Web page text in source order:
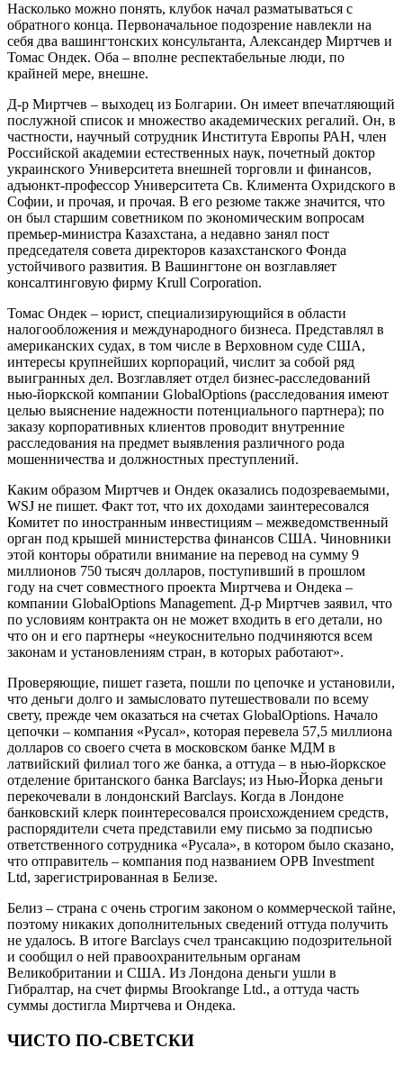
Насколько можно понять, клубок начал разматываться с
обратного конца. Первоначальное подозрение навлекли на
себя два вашингтонских консультанта, Александер Миртчев и
Томас Ондек. Оба – вполне респектабельные люди, по
крайней мере, внешне.
Д-р Миртчев – выходец из Болгарии. Он имеет впечатляющий
послужной список и множество академических регалий. Он, в
частности, научный сотрудник Института Европы РАН, член
Российской академии естественных наук, почетный доктор
украинского Университета внешней торговли и финансов,
адъюнкт-профессор Университета Св. Климента Охридского в
Софии, и прочая, и прочая. В его резюме также значится, что
он был старшим советником по экономическим вопросам
премьер-министра Казахстана, а недавно занял пост
председателя совета директоров казахстанского Фонда
устойчивого развития. В Вашингтоне он возглавляет
консалтинговую фирму Krull Corpоration.
Томас Ондек – юрист, специализирующийся в области
налогообложения и международного бизнеса. Представлял в
американских судах, в том числе в Верховном суде США,
интересы крупнейших корпораций, числит за собой ряд
выигранных дел. Возглавляет отдел бизнес-расследований
нью-йоркской компании GlobalOptions (расследования имеют
целью выяснение надежности потенциального партнера); по
заказу корпоративных клиентов проводит внутренние
расследования на предмет выявления различного рода
мошенничества и должностных преступлений.
Каким образом Миртчев и Ондек оказались подозреваемыми,
WSJ не пишет. Факт тот, что их доходами заинтересовался
Комитет по иностранным инвестициям – межведомственный
орган под крышей министерства финансов США. Чиновники
этой конторы обратили внимание на перевод на сумму 9
миллионов 750 тысяч долларов, поступивший в прошлом
году на счет совместного проекта Миртчева и Ондека –
компании GlobalOptions Management. Д-р Миртчев заявил, что
по условиям контракта он не может входить в его детали, но
что он и его партнеры «неукоснительно подчиняются всем
законам и установлениям стран, в которых работают».
Проверяющие, пишет газета, пошли по цепочке и установили,
что деньги долго и замысловато путешествовали по всему
свету, прежде чем оказаться на счетах GlobalOptions. Начало
цепочки – компания «Русал», которая перевела 57,5 миллиона
долларов со своего счета в московском банке МДМ в
латвийский филиал того же банка, а оттуда – в нью-йоркское
отделение британского банка Barclays; из Нью-Йорка деньги
перекочевали в лондонский Barclays. Когда в Лондоне
банковский клерк поинтересовался происхождением средств,
распорядители счета представили ему письмо за подписью
ответственного сотрудника «Русала», в котором было сказано,
что отправитель – компания под названием OPB Investment
Ltd, зарегистрированная в Белизе.
Белиз – страна с очень строгим законом о коммерческой тайне,
поэтому никаких дополнительных сведений оттуда получить
не удалось. В итоге Barclays счел трансакцию подозрительной
и сообщил о ней правоохранительным органам
Великобритании и США. Из Лондона деньги ушли в
Гибралтар, на счет фирмы Brookrange Ltd., а оттуда часть
суммы достигла Миртчева и Ондека.
ЧИСТО ПО-СВЕТСКИ